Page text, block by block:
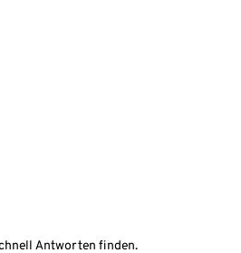
Antworten finden.